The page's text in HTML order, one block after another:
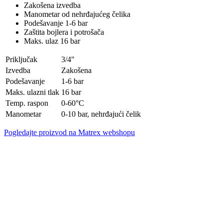
Zakošena izvedba
Manometar od nehrđajućeg čelika
Podešavanje 1-6 bar
Zaštita bojlera i potrošača
Maks. ulaz 16 bar
Priključak
3/4"
Izvedba
Zakošena
Podešavanje
1-6 bar
Maks. ulazni tlak 16 bar
Temp. raspon
0-60°C
Manometar
0-10 bar, nehrđajući čelik
Pogledajte proizvod na Matrex webshopu